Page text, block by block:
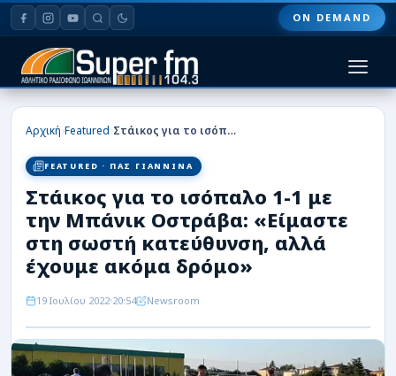
ON DEMAND
HOME
ΠΟΔΟΣΦΑΙΡΟ
ΜΠΑΣΚΕΤ
ΣΠΟΡ
ΑΡΘΡΟΓΡΑΦΙΕΣ
Αρχική›Featured› Στάικος για το ισόπαλο 1-1 με την Μπάνικ Οστράβα: «Είμαστε στη σωστή κατεύθυνση, αλλά έχουμε ακόμα δρόμο»
FEATURED · ΠΑΣ ΓΙΑΝΝΙΝΑ
Στάικος για το ισόπαλο 1-1 με
την Μπάνικ Οστράβα: «Είμαστε
στη σωστή κατεύθυνση, αλλά
έχουμε ακόμα δρόμο»
19 Ιουλίου 2022 20:54 Newsroom